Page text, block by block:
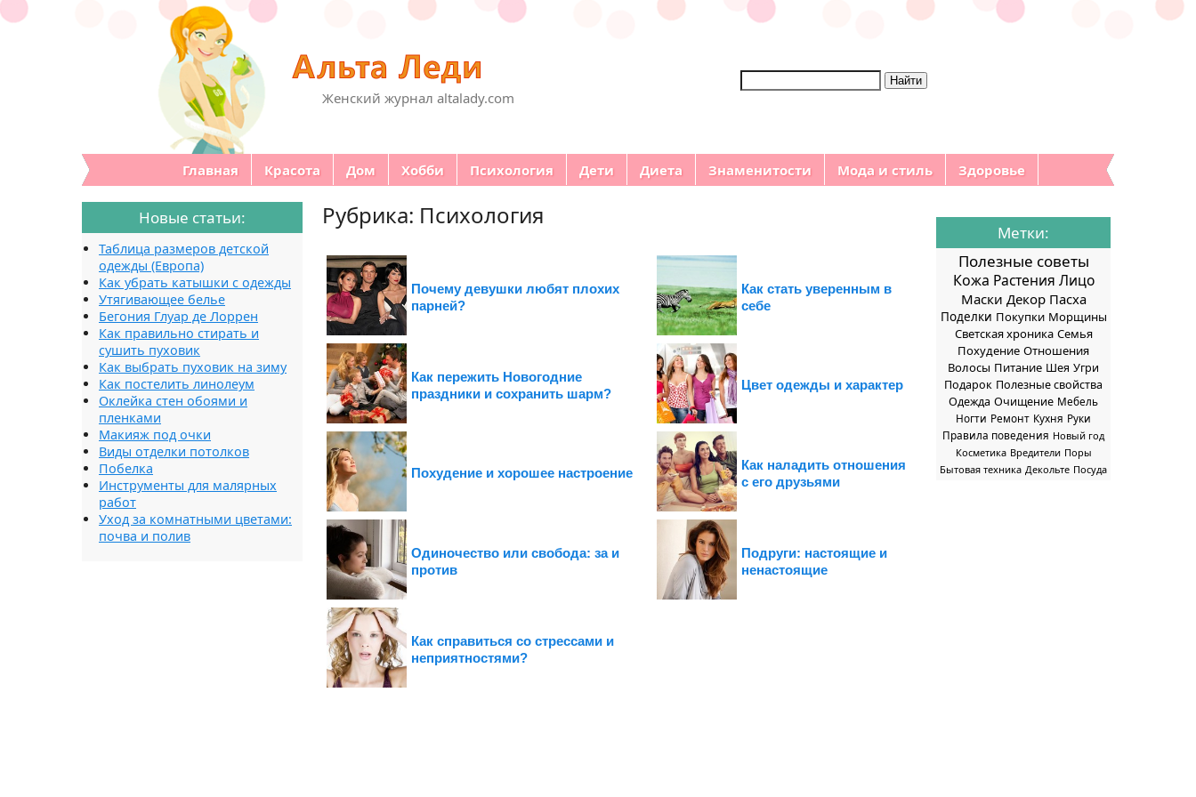
Женский журнал altalady.com
Главная Красота Дом Хобби Психология Дети Диета Знаменитости Мода и стиль Здоровье
Рубрика: Психология
Почему девушки любят плохих
парней?
Как стать уверенным в
себе
Как пережить Новогодние
праздники и сохранить шарм?
Цвет одежды и характер
Похудение и хорошее настроение
Как наладить отношения
с его друзьями
Одиночество или свобода: за и
против
Подруги: настоящие и
ненастоящие
Как справиться со стрессами и
неприятностями?
Новые статьи:
Таблица размеров детской
одежды (Европа)
Как убрать катышки с одежды
Утягивающее белье
Бегония Глуар де Лоррен
Как правильно стирать и
сушить пуховик
Как выбрать пуховик на зиму
Как постелить линолеум
Оклейка стен обоями и
пленками
Макияж под очки
Виды отделки потолков
Побелка
Инструменты для малярных
работ
Уход за комнатными цветами:
почва и полив
Метки:
Полезные советы
Кожа Растения Лицо
Маски Декор Пасха
Поделки Покупки Морщины
Светская хроника Семья
Похудение Отношения
Волосы Питание Шея Угри
Подарок Полезные свойства
Одежда Очищение Мебель
Ногти Ремонт Кухня Руки
Правила поведения Новый год
Косметика Вредители Поры
Бытовая техника Декольте Посуда